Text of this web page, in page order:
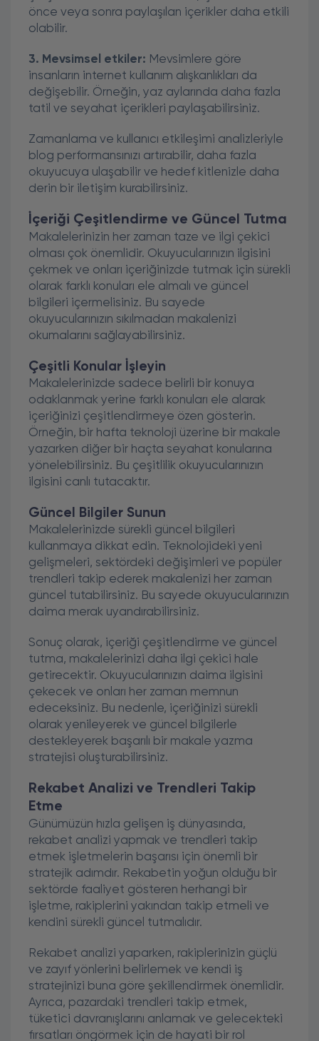
önce veya sonra paylaşılan içerikler daha etkili
olabilir.
3. Mevsimsel etkiler: Mevsimlere göre
insanların internet kullanım alışkanlıkları da
değişebilir. Örneğin, yaz aylarında daha fazla
tatil ve seyahat içerikleri paylaşabilirsiniz.
Zamanlama ve kullanıcı etkileşimi analizleriyle
blog performansınızı artırabilir, daha fazla
okuyucuya ulaşabilir ve hedef kitlenizle daha
derin bir iletişim kurabilirsiniz.
İçeriği Çeşitlendirme ve Güncel Tutma
Makalelerinizin her zaman taze ve ilgi çekici
olması çok önemlidir. Okuyucularınızın ilgisini
çekmek ve onları içeriğinizde tutmak için sürekli
olarak farklı konuları ele almalı ve güncel
bilgileri içermelisiniz. Bu sayede
okuyucularınızın sıkılmadan makalenizi
okumalarını sağlayabilirsiniz.
Çeşitli Konular İşleyin
Makalelerinizde sadece belirli bir konuya
odaklanmak yerine farklı konuları ele alarak
içeriğinizi çeşitlendirmeye özen gösterin.
Örneğin, bir hafta teknoloji üzerine bir makale
yazarken diğer bir haçta seyahat konularına
yönelebilirsiniz. Bu çeşitlilik okuyucularınızın
ilgisini canlı tutacaktır.
Güncel Bilgiler Sunun
Makalelerinizde sürekli güncel bilgileri
kullanmaya dikkat edin. Teknolojideki yeni
gelişmeleri, sektördeki değişimleri ve popüler
trendleri takip ederek makalenizi her zaman
güncel tutabilirsiniz. Bu sayede okuyucularınızın
daima merak uyandırabilirsiniz.
Sonuç olarak, içeriği çeşitlendirme ve güncel
tutma, makalelerinizi daha ilgi çekici hale
getirecektir. Okuyucularınızın daima ilgisini
çekecek ve onları her zaman memnun
edeceksiniz. Bu nedenle, içeriğinizi sürekli
olarak yenileyerek ve güncel bilgilerle
destekleyerek başarılı bir makale yazma
stratejisi oluşturabilirsiniz.
Rekabet Analizi ve Trendleri Takip
Etme
Günümüzün hızla gelişen iş dünyasında,
rekabet analizi yapmak ve trendleri takip
etmek işletmelerin başarısı için önemli bir
stratejik adımdır. Rekabetin yoğun olduğu bir
sektörde faaliyet gösteren herhangi bir
işletme, rakiplerini yakından takip etmeli ve
kendini sürekli güncel tutmalıdır.
Rekabet analizi yaparken, rakiplerinizin güçlü
ve zayıf yönlerini belirlemek ve kendi iş
stratejinizi buna göre şekillendirmek önemlidir.
Ayrıca, pazardaki trendleri takip etmek,
tüketici davranışlarını anlamak ve gelecekteki
fırsatları öngörmek için de hayati bir rol